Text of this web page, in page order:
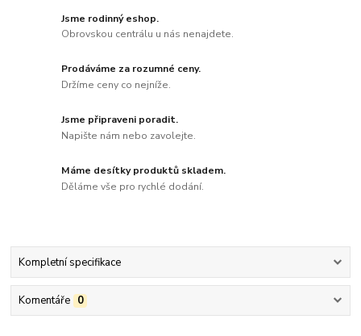
Jsme rodinný eshop.
Obrovskou centrálu u nás nenajdete.
Prodáváme za rozumné ceny.
Držíme ceny co nejníže.
Jsme připraveni poradit.
Napište nám nebo zavolejte.
Máme desítky produktů skladem.
Děláme vše pro rychlé dodání.
Kompletní specifikace
Komentáře 0